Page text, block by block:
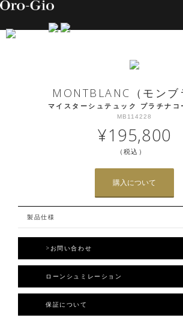
MONTBLANC（モンブ
マイスターシュテュック プラチナコ
MB114228
¥195,800
（税込）
購入について
製品仕様
>お問い合わせ
ローンシュミレーション
保証について